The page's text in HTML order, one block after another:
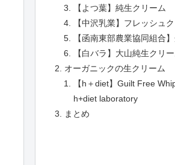
【よつ葉】純生クリーム
【中沢乳業】フレッシュ
【函南東部農業協同組合
【白バラ】大山純生クリ
オーガニックの生クリーム
【h＋diet】Guilt Free
h+diet laboratory
まとめ